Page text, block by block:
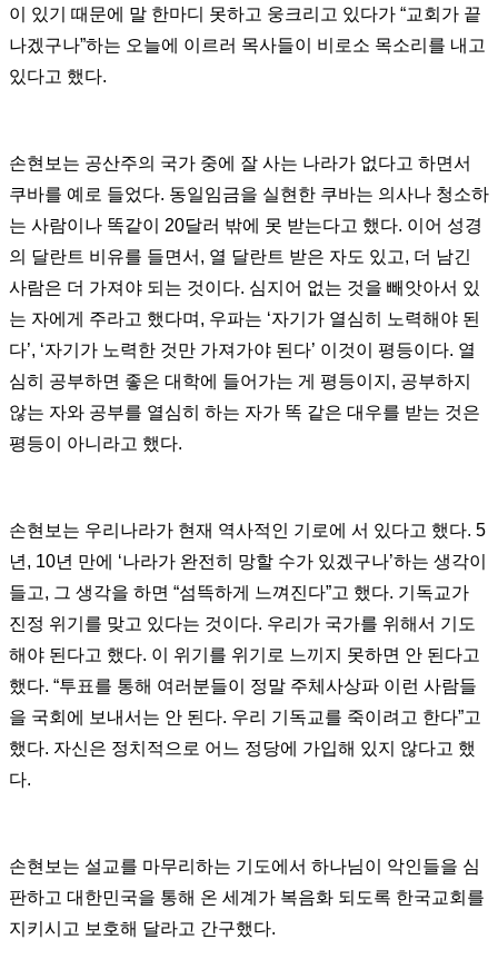
이 있기 때문에 말 한마디 못하고 웅크리고 있다가 “교회가 끝
나겠구나”하는 오늘에 이르러 목사들이 비로소 목소리를 내고
있다고 했다.
손현보는 공산주의 국가 중에 잘 사는 나라가 없다고 하면서
쿠바를 예로 들었다. 동일임금을 실현한 쿠바는 의사나 청소하
는 사람이나 똑같이 20달러 밖에 못 받는다고 했다. 이어 성경
의 달란트 비유를 들면서, 열 달란트 받은 자도 있고, 더 남긴
사람은 더 가져야 되는 것이다. 심지어 없는 것을 빼앗아서 있
는 자에게 주라고 했다며, 우파는 ‘자기가 열심히 노력해야 된
다’, ‘자기가 노력한 것만 가져가야 된다’ 이것이 평등이다. 열
심히 공부하면 좋은 대학에 들어가는 게 평등이지, 공부하지
않는 자와 공부를 열심히 하는 자가 똑 같은 대우를 받는 것은
평등이 아니라고 했다.
손현보는 우리나라가 현재 역사적인 기로에 서 있다고 했다. 5
년, 10년 만에 ‘나라가 완전히 망할 수가 있겠구나’하는 생각이
들고, 그 생각을 하면 “섬뜩하게 느껴진다”고 했다. 기독교가
진정 위기를 맞고 있다는 것이다. 우리가 국가를 위해서 기도
해야 된다고 했다. 이 위기를 위기로 느끼지 못하면 안 된다고
했다. “투표를 통해 여러분들이 정말 주체사상파 이런 사람들
을 국회에 보내서는 안 된다. 우리 기독교를 죽이려고 한다”고
했다. 자신은 정치적으로 어느 정당에 가입해 있지 않다고 했
다.
손현보는 설교를 마무리하는 기도에서 하나님이 악인들을 심
판하고 대한민국을 통해 온 세계가 복음화 되도록 한국교회를
지키시고 보호해 달라고 간구했다.